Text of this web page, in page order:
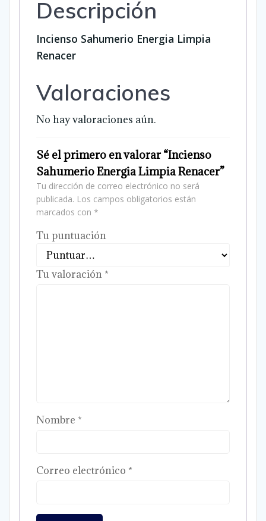
Descripción
Incienso Sahumerio Energia Limpia
Renacer
Valoraciones
No hay valoraciones aún.
Sé el primero en valorar “Incienso
Sahumerio Energia Limpia Renacer”
Tu dirección de correo electrónico no será
publicada. Los campos obligatorios están
marcados con *
Tu puntuación
Tu valoración *
Nombre *
Correo electrónico *